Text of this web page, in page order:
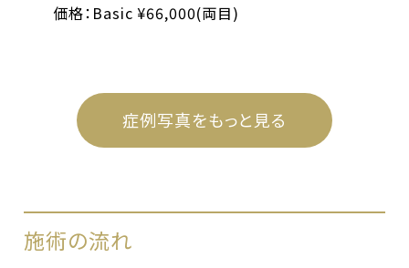
とがあります。
症例写真をもっと見る
施術の流れ